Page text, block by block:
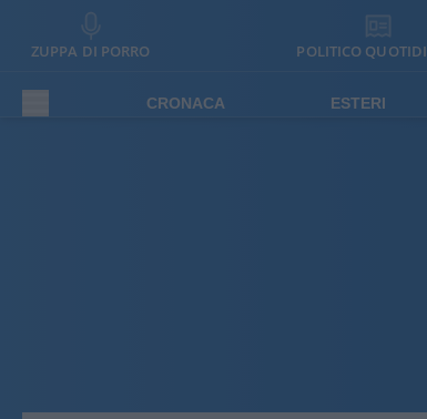
ZUPPA DI PORRO POLITICO
CRONACA ESTERI